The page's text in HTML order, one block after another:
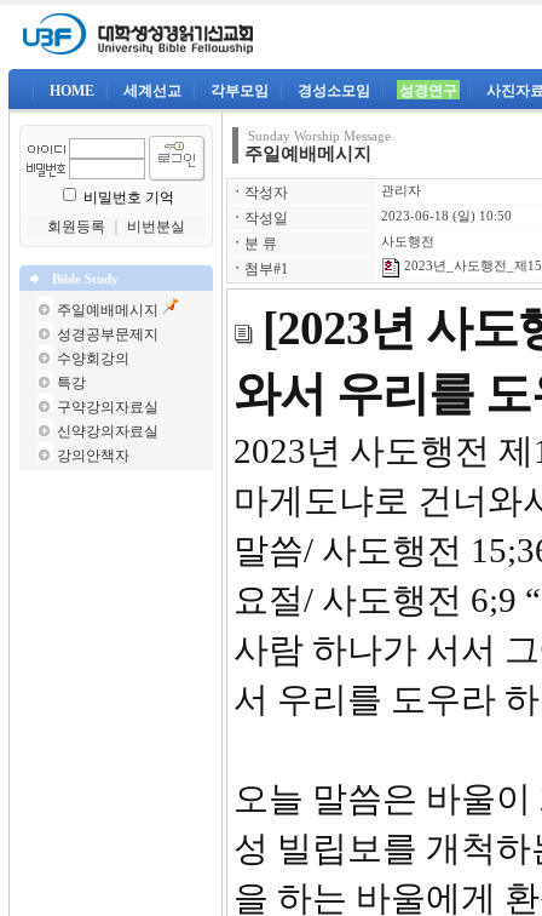
HOME 세계선교 각부모임 경성소모임 성경연구 사진자
비밀번호 기억
회원등록
비번분실
Bible Study
주일예배메시지
성경공부문제지
수양회강의
특강
구약강의자료실
신약강의자료실
강의안책자
Sunday Worship Message
주일예배메시지
ㆍ 작성자 관리자
ㆍ 작성일 2023-06-18 (일) 10:50
ㆍ 분 류 사도행전
ㆍ 첨부#1 2023년_사도행전_제
[2023년 사도
와서 우리를
2023년 사
마게도냐로 건너와
말씀/ 사도행전
요절/ 사도행전 6;9
사람 하나가 서서
서 우리를 도우라
오늘 말씀은 바울
성 빌립보를 개척
을 하는 바울에게